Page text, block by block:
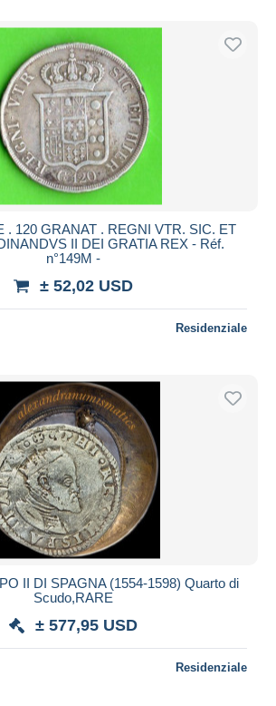
. 120 GRANAT . REGNI VTR. SIC. ET
II DEI GRATIA REX - Réf.
n°149M -
± 52,02 USD
Residenziale
II DI SPAGNA (1554-1598) Quarto di
Scudo,RARE
± 577,95 USD
Residenziale